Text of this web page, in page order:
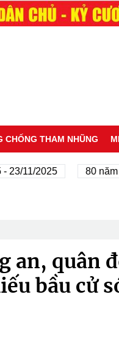
CHỐNG THAM NHŨNG
2025 80 năm Hành
an, quân
bầu cử